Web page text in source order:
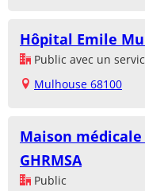
Hôpital Emile
Public avec un
Mulhouse 68100
Maison
GHRMSA
Public